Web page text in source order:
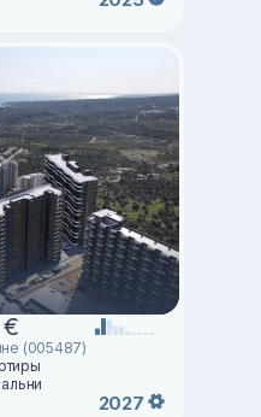
€
(005487)
2027